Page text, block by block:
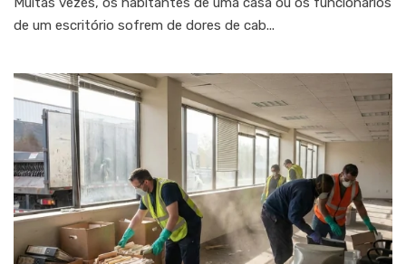
de um escritório sofrem de dores de cab...